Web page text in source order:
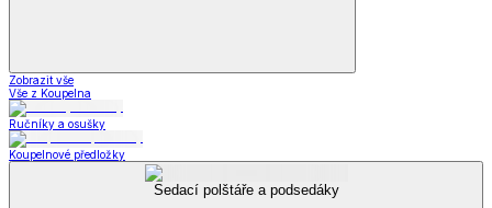
Zobrazit vše
Vše z Koupelna
Ručníky a osušky
Koupelnové předložky
Sedací polštáře a podsedáky